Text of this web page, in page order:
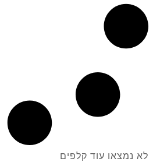
לא נמצאו עוד קלפים